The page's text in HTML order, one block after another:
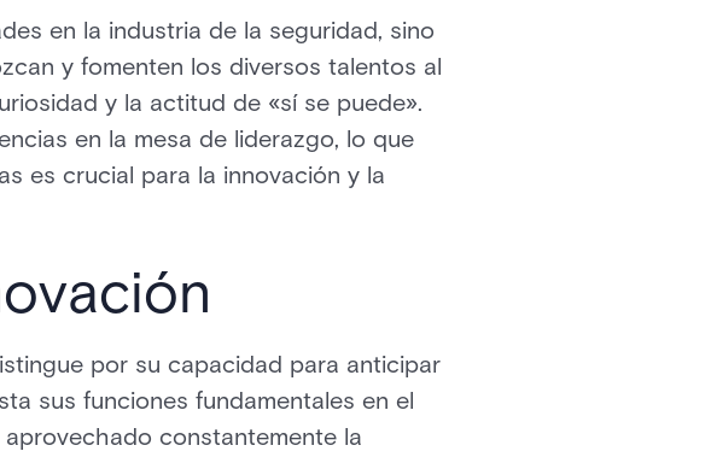
en la industria de la seguridad, sino
y fomenten los diversos talentos al
y la actitud de «sí se puede».
en la mesa de liderazgo, lo que
es crucial para la innovación y la
por su capacidad para anticipar
sus funciones fundamentales en el
constantemente la